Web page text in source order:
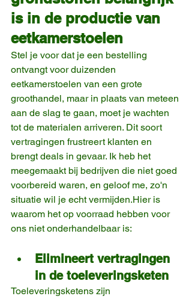
is in de productie van
eetkamerstoelen
Stel je voor dat je een bestelling
ontvangt voor duizenden
eetkamerstoelen van een grote
groothandel, maar in plaats van meteen
aan de slag te gaan, moet je wachten
tot de materialen arriveren. Dit soort
vertragingen frustreert klanten en
brengt deals in gevaar. Ik heb het
meegemaakt bij bedrijven die niet goed
voorbereid waren, en geloof me, zo'n
situatie wil je echt vermijden.Hier is
waarom het op voorraad hebben voor
ons niet onderhandelbaar is:
Elimineert vertragingen
in de toeleveringsketen
Toeleveringsketens zijn